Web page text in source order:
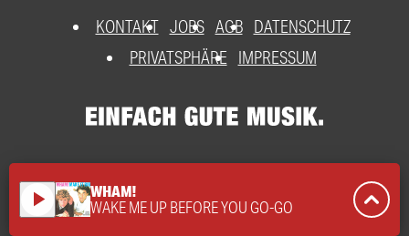
KONTAKT JOBS AGB DATENSCHUTZ
PRIVATSPHÄRE
IMPRESSUM
play_arrow WHAM!
WAKE ME UP BEFORE YOU GO-GO